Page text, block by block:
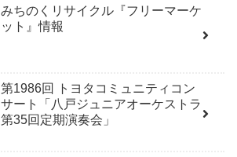
みちのくリサイクル『フリーマーケ
ット』情報
第1986回 トヨタコミュニティコン
サート「八戸ジュニアオーケストラ
第35回定期演奏会」